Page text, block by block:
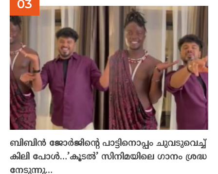
ബിബിൻ ജോർജിന്റെ പാട്ടിനൊപ്പം ചുവടുവെച്ച്
കിലി പോൾ…’കൂടൽ’ സിനിമയിലെ ഗാനം ശ്രദ്ധ
നേടുന്നു…